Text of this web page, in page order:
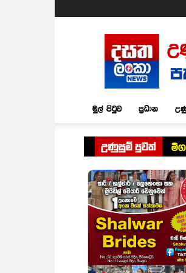
මුල් පිටුව ප්‍රධාන
උණුසුම් පුවත්